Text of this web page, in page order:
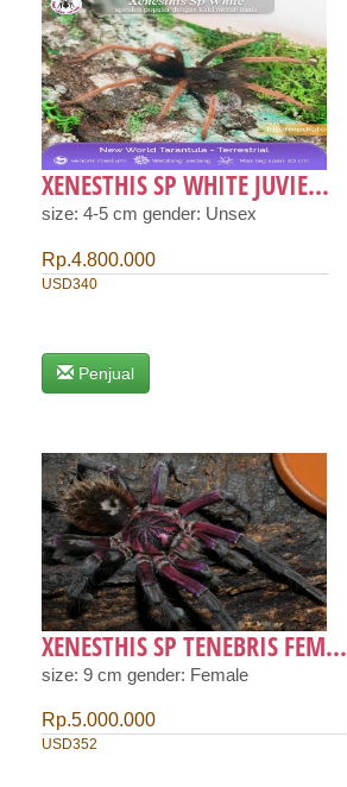
XENESTHIS SP WHITE JUVIE...
size: 4-5 cm gender: Unsex
Rp.4.800.000
USD340
Penjual
XENESTHIS SP TENEBRIS FEM...
size: 9 cm gender: Female
Rp.5.000.000
USD352